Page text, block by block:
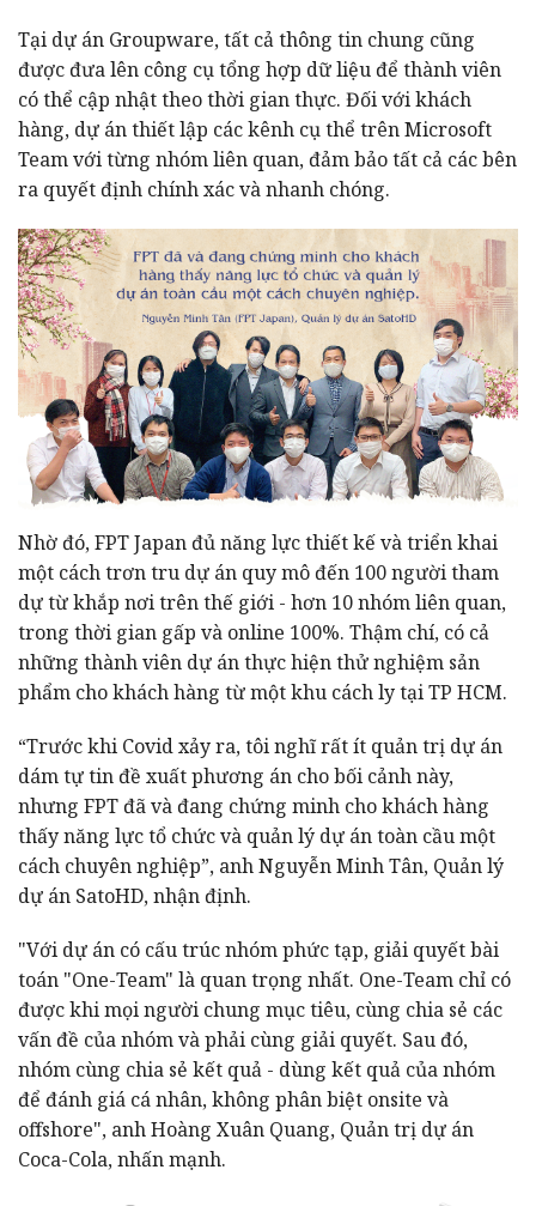
Tại dự án Groupware, tất cả thông tin chung cũng
được đưa lên công cụ tổng hợp dữ liệu để thành viên
có thể cập nhật theo thời gian thực. Đối với khách
hàng, dự án thiết lập các kênh cụ thể trên Microsoft
Team với từng nhóm liên quan, đảm bảo tất cả các bên
ra quyết định chính xác và nhanh chóng.
Nhờ đó, FPT Japan đủ năng lực thiết kế và triển khai
một cách trơn tru dự án quy mô đến 100 người tham
dự từ khắp nơi trên thế giới - hơn 10 nhóm liên quan,
trong thời gian gấp và online 100%. Thậm chí, có cả
những thành viên dự án thực hiện thử nghiệm sản
phẩm cho khách hàng từ một khu cách ly tại TP HCM.
“Trước khi Covid xảy ra, tôi nghĩ rất ít quản trị dự án
dám tự tin đề xuất phương án cho bối cảnh này,
nhưng FPT đã và đang chứng minh cho khách hàng
thấy năng lực tổ chức và quản lý dự án toàn cầu một
cách chuyên nghiệp”, anh Nguyễn Minh Tân, Quản lý
dự án SatoHD, nhận định.
"Với dự án có cấu trúc nhóm phức tạp, giải quyết bài
toán "One-Team" là quan trọng nhất. One-Team chỉ có
được khi mọi người chung mục tiêu, cùng chia sẻ các
vấn đề của nhóm và phải cùng giải quyết. Sau đó,
nhóm cùng chia sẻ kết quả - dùng kết quả của nhóm
để đánh giá cá nhân, không phân biệt onsite và
offshore", anh Hoàng Xuân Quang, Quản trị dự án
Coca-Cola, nhấn mạnh.